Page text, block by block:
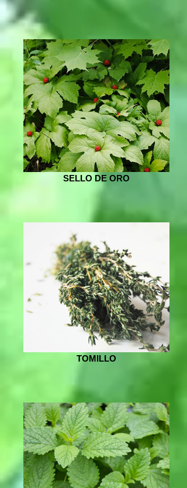
SELLO DE ORO
TOMILLO